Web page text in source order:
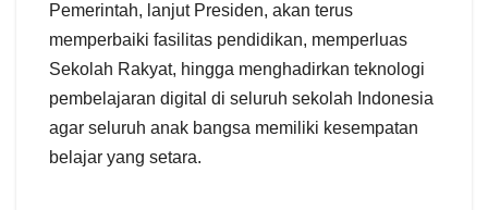
Pemerintah, lanjut Presiden, akan terus
memperbaiki fasilitas pendidikan, memperluas
Sekolah Rakyat, hingga menghadirkan teknologi
pembelajaran digital di seluruh sekolah Indonesia
agar seluruh anak bangsa memiliki kesempatan
belajar yang setara.